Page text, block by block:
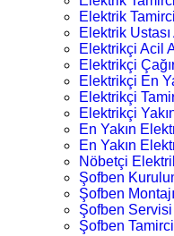
Elektrik
Elektrik
Elektrikçi Acil
Elektrikçi
Elektrikçi En
Elektrikçi
Elektrikçi
En Yakın
En Yakın
Nöbetçi
Şofben
Şofben
Şofben
Şofben